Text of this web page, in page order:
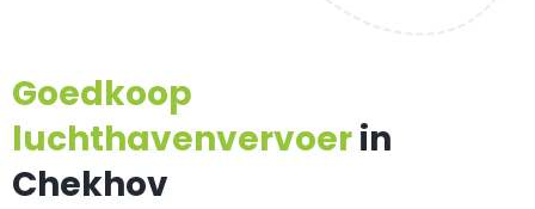
Goedkoop
luchthavenvervoerin
Chekhov